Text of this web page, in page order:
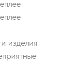
изделия